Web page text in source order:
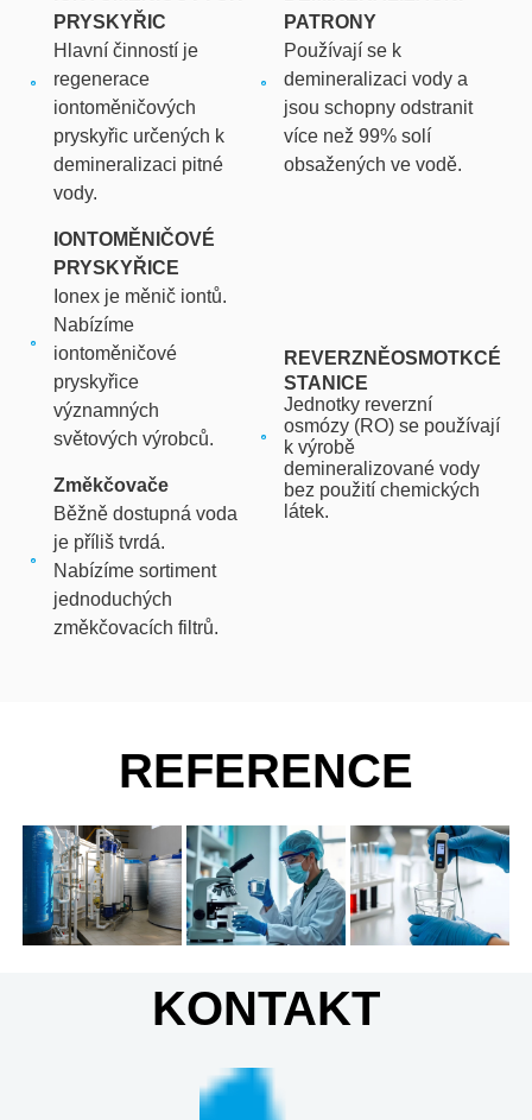
PRYSKYŘIC
Hlavní činností je
regenerace
iontoměničových
pryskyřic určených k
demineralizaci pitné
vody.
PATRONY
Používají se k
demineralizaci vody a
jsou schopny odstranit
více než 99% solí
obsažených ve vodě.
IONTOMĚNIČOVÉ
PRYSKYŘICE
Ionex je měnič iontů.
Nabízíme
iontoměničové
pryskyřice
významných
světových výrobců.
REVERZNĚOSMOTKCÉ
STANICE
Jednotky reverzní
osmózy (RO) se používají
k výrobě
demineralizované vody
bez použití chemických
látek.
Změkčovače
Běžně dostupná voda
je příliš tvrdá.
Nabízíme sortiment
jednoduchých
změkčovacích filtrů.
REFERENCE
KONTAKT